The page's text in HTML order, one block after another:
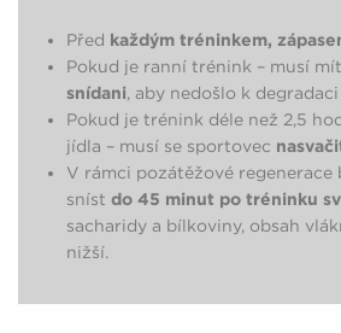
Před každým tréninkem,
Pokud je ranní trénink – musí
snídani, aby nedošlo k
Pokud je trénink déle než 2,5
jídla – musí se sportovec
V rámci pozátěžové regenerace
sníst do 45 minut po tréninku
sacharidy a bílkoviny, obsah
nižší.